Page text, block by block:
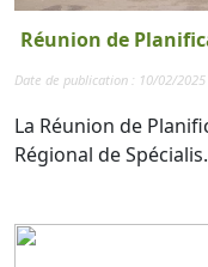
Réunion de
Date de publication : 10/02/
La Réunion de
Régional de